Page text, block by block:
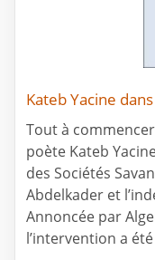
Kateb Yacine
Tout à
poète Kateb
des Sociétés
Abdelkader et
Annoncée par
l’intervention a